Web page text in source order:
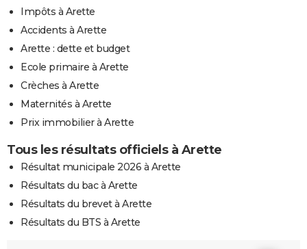
Impôts à Arette
Accidents à Arette
Arette : dette et budget
Ecole primaire à Arette
Crèches à Arette
Maternités à Arette
Prix immobilier à Arette
Tous les résultats officiels à Arette
Résultat municipale 2026 à Arette
Résultats du bac à Arette
Résultats du brevet à Arette
Résultats du BTS à Arette